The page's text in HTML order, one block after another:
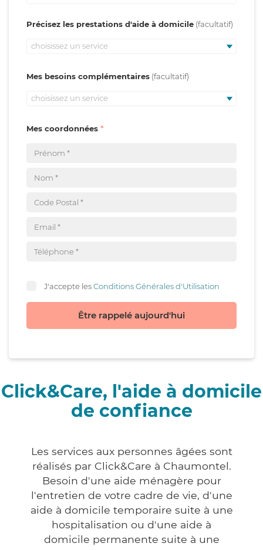
Précisez les prestations d'aide à domicile
choisissez un service
Mes besoins complémentaires
choisissez un service
Mes coordonnées
J'accepte lesConditions Générales d'Utilisation
Être rappelé aujourd'hui
Click&Care, l'aide à domicile
de confiance
Les services aux personnes âgées sont
réalisés par Click&Care à Chaumontel.
Besoin d'une aide ménagère pour
l'entretien de votre cadre de vie, d'une
aide à domicile temporaire suite à une
hospitalisation ou d'une aide à
domicile permanente suite à une